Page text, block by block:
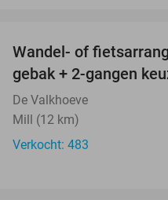
Wandel- of
gebak + 2-gangen
De Valkhoeve
Mill (12 km)
Verkocht: 483